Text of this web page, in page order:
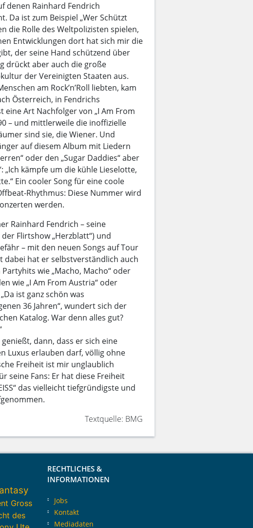
denen Rainhard Fendrich
Da ist zum Beispiel „Wer Schützt
die Rolle des Weltpolizisten spielen,
Entwicklungen dort hat sich mir die
der seine Hand schützend über
drückt aber auch die große
der Vereinigten Staaten aus.
am Rock’n’Roll liebten, kam
Österreich, in Fendrichs
eine Art Nachfolger von „I Am From
– und mittlerweile die inoffizielle
sind sie, die Wiener. Und
auf diesem Album mit Liedern
oder den „Sugar Daddies“ aber
„Ich kämpfe um die kühle Lieselotte,
Ein cooler Song für eine coole
Rhythmus: Diese Nummer wird
werden.
Rainhard Fendrich – seine
Flirtshow „Herzblatt“) und
– mit den neuen Songs auf Tour
dabei hat er selbstverständlich auch
wie „Macho, Macho“ oder
wie „I Am From Austria“ oder
ist ganz schön was
36 Jahren“, wundert sich der
Katalog. War denn alles gut?
dann, dass er sich eine
Luxus erlauben darf, völlig ohne
Freiheit ist mir unglaublich
seine Fans: Er hat diese Freiheit
das vielleicht tiefgründigste und
Textquelle: BMG
Gross
des
RECHTLICHES &
INFORMATIONEN
Jobs
Kontakt
Mediadaten